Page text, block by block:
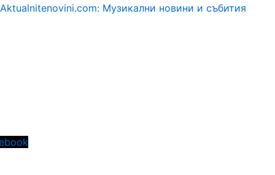
Aktualnitenovini.com: Музикални новини и събития
Menu